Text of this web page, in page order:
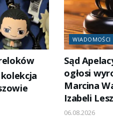
WIADOMOŚCI
Sąd
ogłosi
Marcina
Izabeli
06.08.2026